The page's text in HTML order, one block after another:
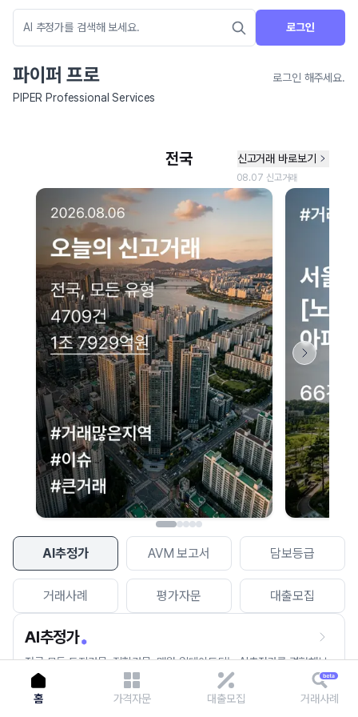
로그인
파이퍼 프로
로그인 해주세요.
PIPER Professional Services
AI추정가 AVM 보고서 담보등급
거래사례 평가자문 대출모집
AI추정가
전국 모든 토지건물, 집합건물, 매월 업데이트되는 AI추정가를 경험해보
세요.
네이버 지도 연결 안내
현재 네이버 지도 연결이 원활하지 않아 지도를 불러올 수 없습니다.
이용에 불편을 드려 죄송합니다.
다시 시도
홈 가격자문 대출모집 거래사례